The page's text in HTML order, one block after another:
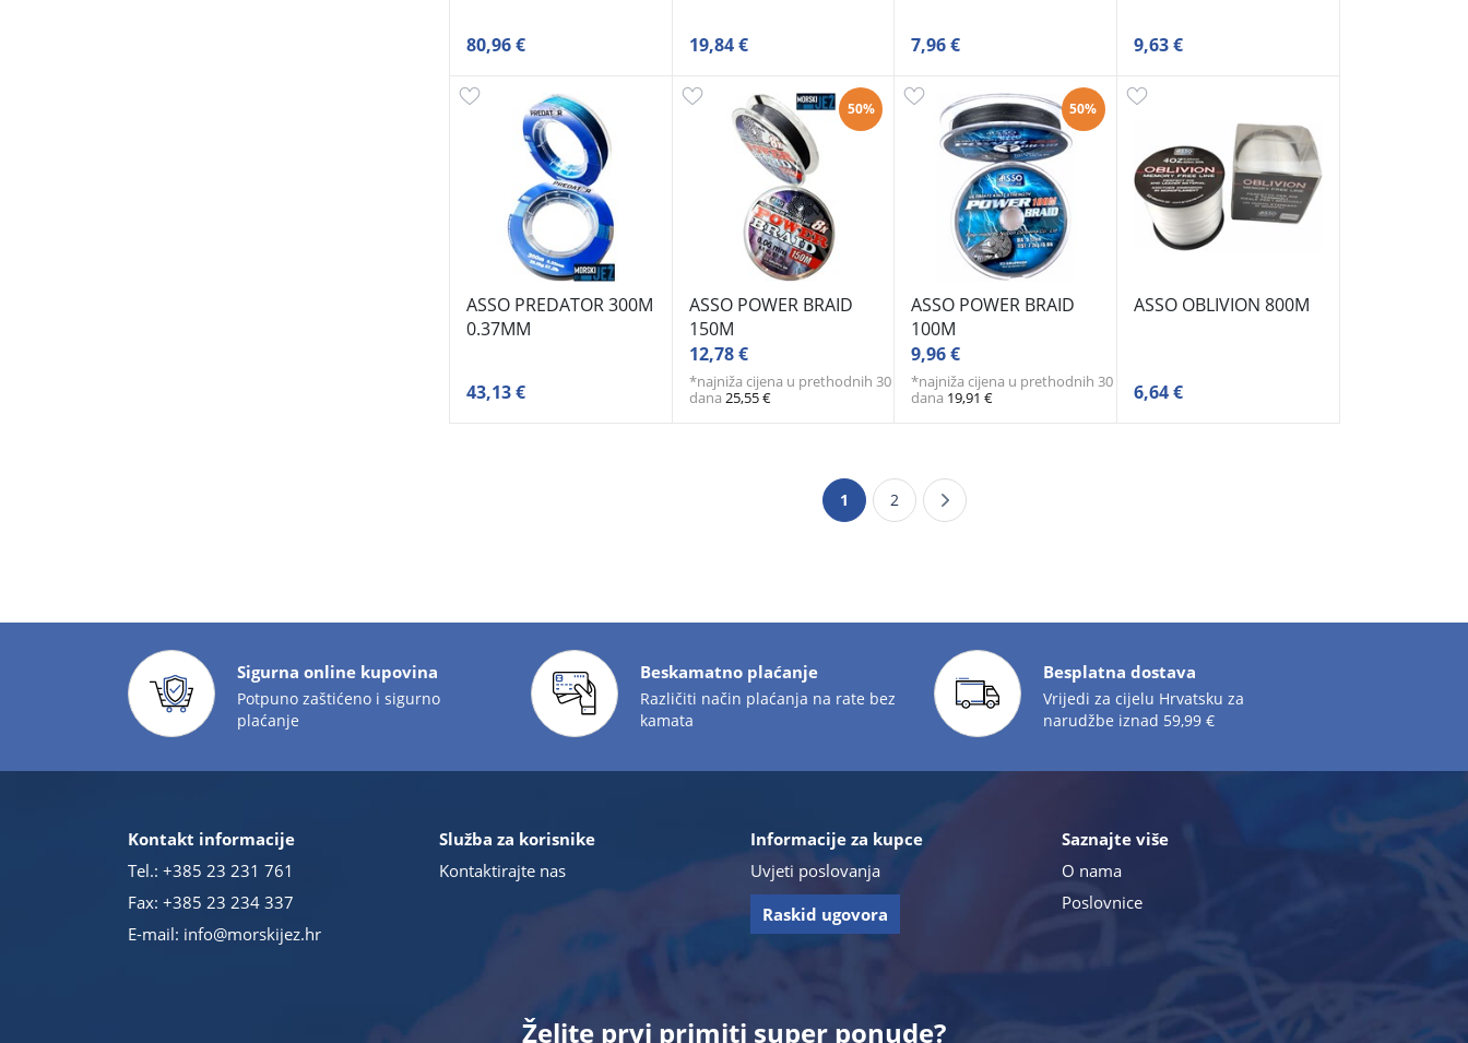
80,96 € 19,84 € 7,96 € 9,63 €
ASSO PREDATOR 300M
0.37MM
43,13 €
50%
ASSO POWER BRAID
150M
12,78 €
*najniža cijena u prethodnih 30
dana 25,55 €
50%
ASSO POWER BRAID
100M
9,96 €
*najniža cijena u prethodnih 30
dana 19,91 €
ASSO OBLIVION 800M
6,64 €
1 2
Sigurna online kupovina
Potpuno zaštićeno i sigurno
plaćanje
Beskamatno plaćanje
Različiti način plaćanja na rate bez
kamata
Besplatna dostava
Vrijedi za cijelu Hrvatsku za
narudžbe iznad 59,99 €
Kontakt informacije
Tel.: +385 23 231 761
Fax: +385 23 234 337
E-mail: info@morskijez.hr
Služba za korisnike
Kontaktirajte nas
Informacije za kupce
Uvjeti poslovanja
Raskid ugovora
Saznajte više
O nama
Poslovnice
Želite prvi primiti super ponude?